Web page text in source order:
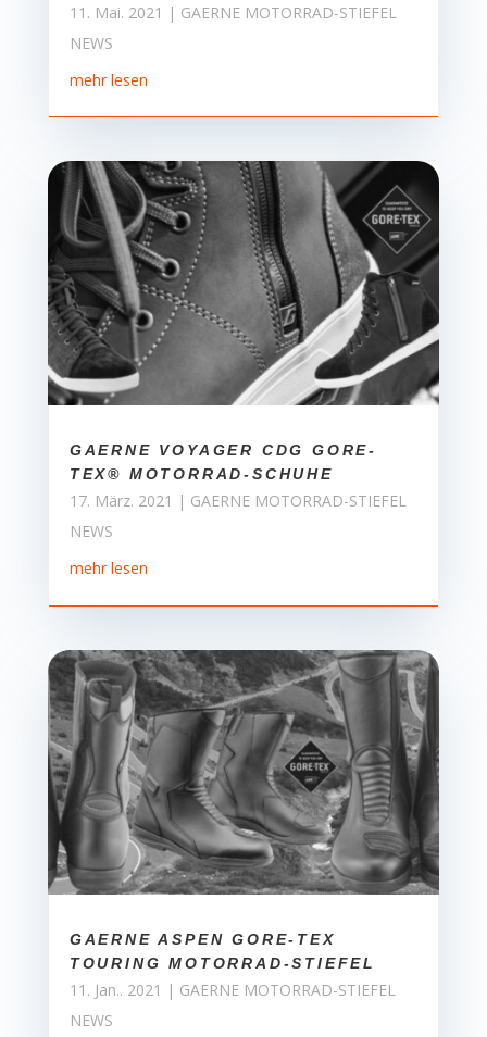
11. Mai. 2021 | GAERNE MOTORRAD-STIEFEL
NEWS
mehr lesen
GAERNE VOYAGER CDG GORE-
TEX® MOTORRAD-SCHUHE
17. März. 2021 | GAERNE MOTORRAD-STIEFEL
NEWS
mehr lesen
GAERNE ASPEN GORE-TEX
TOURING MOTORRAD-STIEFEL
11. Jan.. 2021 | GAERNE MOTORRAD-STIEFEL
NEWS